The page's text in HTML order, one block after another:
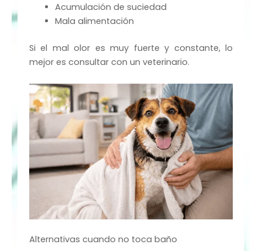
Acumulación de suciedad
Mala alimentación
Si el mal olor es muy fuerte y constante, lo
mejor es consultar con un veterinario.
Alternativas cuando no toca baño